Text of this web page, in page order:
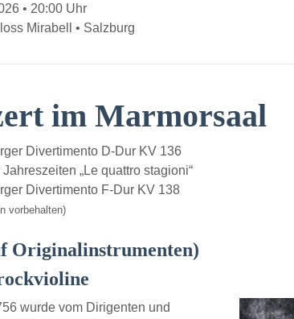
• 20:00 Uhr
Mirabell • Salzburg
im Marmorsaal
Divertimento D-Dur KV 136
„Le quattro stagioni“
Divertimento F-Dur KV 138
vorbehalten)
Originalinstrumenten)
wurde vom Dirigenten und